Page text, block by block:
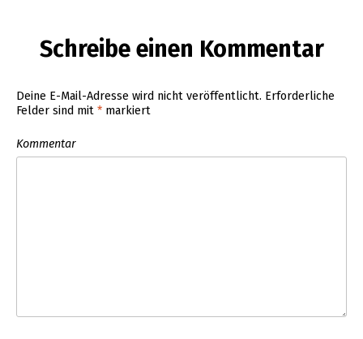
Schreibe einen Kommentar
Deine E-Mail-Adresse wird nicht veröffentlicht. Erforderliche
Felder sind mit* markiert
Kommentar